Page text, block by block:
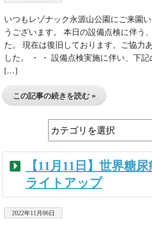
いつもレゾナック永源山公園にご来園
うございます。 本日の設備点検に伴う
た。 現在は復旧しております。ご協力
した。 ・ ・ 設備点検実施に伴い、下
[…]
この記事の続きを読む »
【11月11日】世界糖
ライトアップ
2022年11月06日